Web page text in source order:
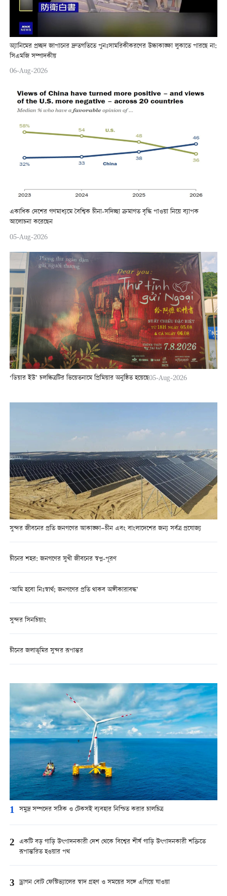
অ্যানিমের প্রচ্ছদ জাপানের দ্রুতগতিতে পুনঃসামরিকীকরণের উচ্চাকাঙ্ক্ষা লুকাতে পারছে না:
সিএমজি সম্পাদকীয়
06-Aug-2026
একাধিক দেশের গণমাধ্যমে বৈশ্বিক চীনা-সদিচ্ছা ক্রমাগত বৃদ্ধি পাওয়া নিয়ে ব্যাপক
আলোচনা করেছেন
05-Aug-2026
‘ডিয়ার ইউ’ চলচ্চিত্রটির ভিয়েতনামে প্রিমিয়ার অনুষ্ঠিত হয়েছে05-Aug-2026
সুন্দর জীবনের প্রতি জনগণের আকাঙ্ক্ষা—চীন এবং বাংলাদেশের জন্য সর্বত্র প্রযোজ্য
চীনের শহর: জনগণের সুখী জীবনের স্বপ্ন-পূরণ
‘আমি হবো নিঃস্বার্থ; জনগণের প্রতি থাকব অঙ্গীকারাবদ্ধ’
সুন্দর সিনচিয়াং
চীনের জলাভূমির সুন্দর রূপান্তর
1 সমুদ্র সম্পদের সঠিক ও টেকসই ব্যবহার নিশ্চিত করার চালচিত্র
2 একটি বড় গাড়ি উৎপাদনকারী দেশ থেকে বিশ্বের শীর্ষ গাড়ি উৎপাদনকারী শক্তিতে
রূপান্তরিত হওয়ার পথ
3 ড্রাগন বোট ফেস্টিভ্যালের স্বাদ গ্রহণ ও সময়ের সঙ্গে এগিয়ে যাওয়া